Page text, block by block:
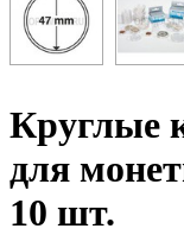
Круглые
для
10 шт.